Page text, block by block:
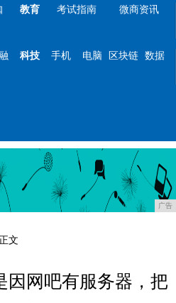
教育 考试指南 微商资讯
科技 手机 电脑 区块链 数据
广告
文
因网吧有服务器，把